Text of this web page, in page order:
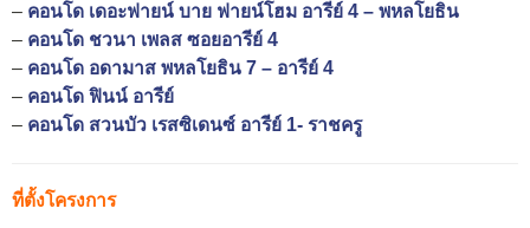
– คอนโด เดอะฟายน์ บาย ฟายน์โฮม อารีย์ 4 – พหลโยธิน
– คอนโด ชวนา เพลส ซอยอารีย์ 4
– คอนโด อดามาส พหลโยธิน 7 – อารีย์ 4
– คอนโด ฟินน์ อารีย์
– คอนโด สวนบัว เรสซิเดนซ์ อารีย์ 1- ราชครู
ที่ตั้งโครงการ